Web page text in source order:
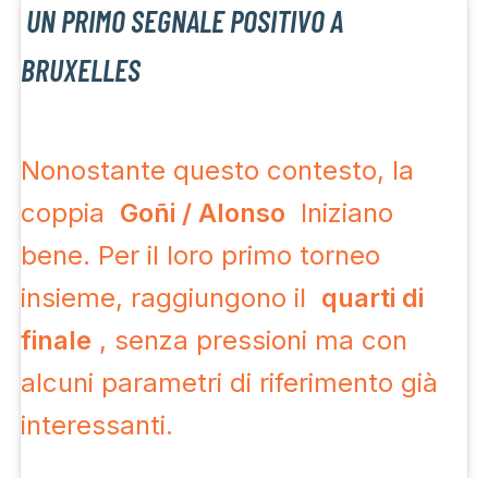
UN PRIMO SEGNALE POSITIVO A
BRUXELLES
Nonostante questo contesto, la
coppia Goñi / Alonso Iniziano
bene. Per il loro primo torneo
insieme, raggiungono il quarti di
finale , senza pressioni ma con
alcuni parametri di riferimento già
interessanti.